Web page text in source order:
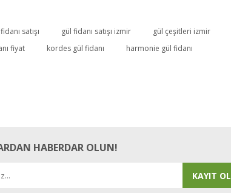
satışı gül fidanı satışı izmir gül çeşitleri izmir
fiyat
kordes gül fidanı harmonie gül fidanı
HABERDAR OLUN!
KAYIT OL